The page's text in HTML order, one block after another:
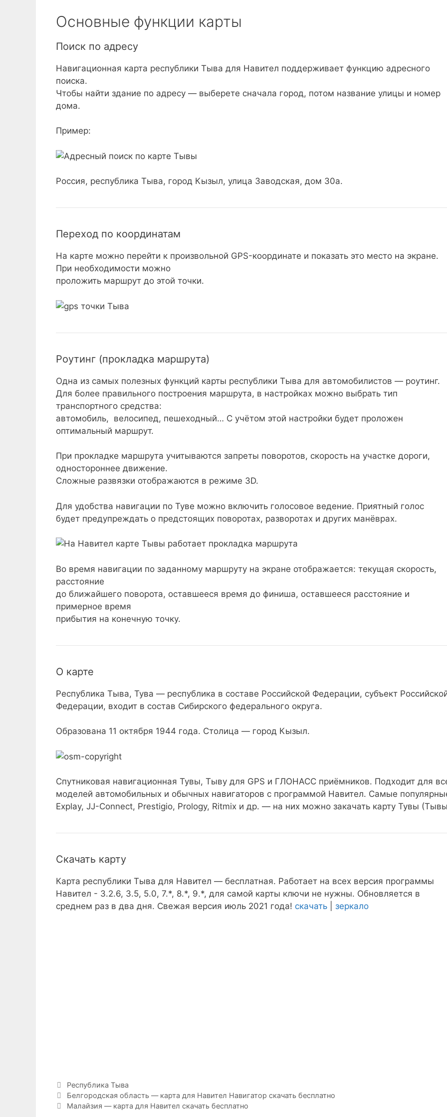
Основные функции карты
Поиск по адресу
Навигационная карта республики Тыва для Навител поддерживает функцию адресного
поиска.
Чтобы найти здание по адресу — выберете сначала город, потом название улицы и номер
дома.
Пример:
Россия, республика Тыва, город Кызыл, улица Заводская, дом 30а.
Переход по координатам
На карте можно перейти к произвольной GPS-координате и показать это место на экране.
При необходимости можно
проложить маршрут до этой точки.
Роутинг (прокладка маршрута)
Одна из самых полезных функций карты республики Тыва для автомобилистов — роутинг.
Для более правильного построения маршрута, в настройках можно выбрать тип
транспортного средства:
автомобиль, велосипед, пешеходный… С учётом этой настройки будет проложен
оптимальный маршрут.
При прокладке маршрута учитываются запреты поворотов, скорость на участке дороги,
одностороннее движение.
Сложные развязки отображаются в режиме 3D.
Для удобства навигации по Туве можно включить голосовое ведение. Приятный голос
будет предупреждать о предстоящих поворотах, разворотах и других манёврах.
Во время навигации по заданному маршруту на экране отображается: текущая скорость,
расстояние
до ближайшего поворота, оставшееся время до финиша, оставшееся расстояние и
примерное время
прибытия на конечную точку.
О карте
Республика Тыва, Тува — республика в составе Российской Федерации, субъект
Федерации, входит в состав Сибирского федерального округа.
Образована 11 октября 1944 года. Столица — город Кызыл.
Спутниковая навигационная Тувы, Тыву для GPS и ГЛОНАСС приёмников. Подходит для
моделей автомобильных и обычных навигаторов с программой Навител. Самые
Explay, JJ-Connect, Prestigio, Prology, Ritmix и др. — на них можно закачать карту Тувы
Скачать карту
Карта республики Тыва для Навител — бесплатная. Работает на всех версия программы
Навител - 3.2.6, 3.5, 5.0, 7.*, 8.*, 9.*, для самой карты ключи не нужны. Обновляется в
среднем раз в два дня. Свежая версия июль 2021 года! скачать зеркало
Рубрики
Республика Тыва
Навигация
записи
Белгородская область — карта для Навител Навигатор скачать бесплатно
Малайзия — карта для Навител скачать бесплатно